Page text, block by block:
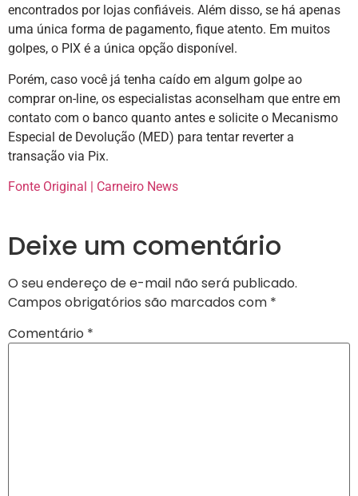
encontrados por lojas confiáveis. Além disso, se há apenas
uma única forma de pagamento, fique atento. Em muitos
golpes, o PIX é a única opção disponível.
Porém, caso você já tenha caído em algum golpe ao
comprar on-line, os especialistas aconselham que entre em
contato com o banco quanto antes e solicite o Mecanismo
Especial de Devolução (MED) para tentar reverter a
transação via Pix.
Fonte Original | Carneiro News
Deixe um comentário
O seu endereço de e-mail não será publicado.
Campos obrigatórios são marcados com *
Comentário *